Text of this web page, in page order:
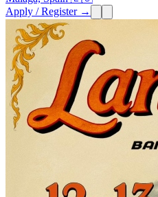
Apply / Register →